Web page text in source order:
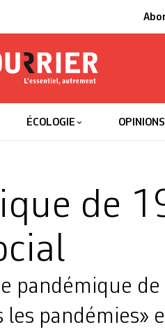
ÉCOLOGIE OPINIONS
de
pandémique
pandémies»